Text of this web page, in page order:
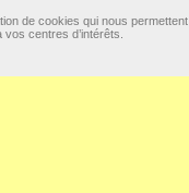
de cookies qui nous permettent
centres d’intérêts.